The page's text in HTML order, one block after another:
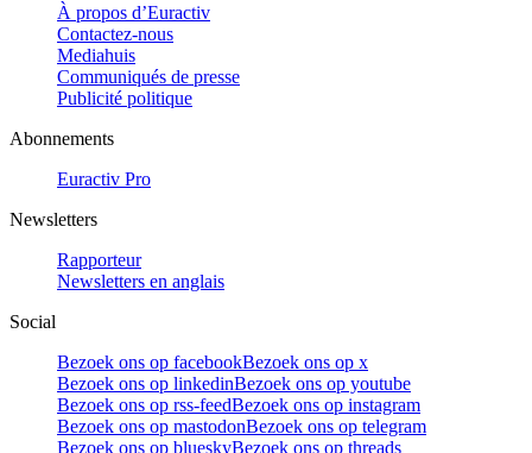
À propos d’Euractiv
Contactez-nous
Mediahuis
Communiqués de presse
Publicité politique
Abonnements
Euractiv Pro
Newsletters
Rapporteur
Newsletters en anglais
Social
Bezoek ons op facebookBezoek ons op x
Bezoek ons op linkedinBezoek ons op youtube
Bezoek ons op rss-feedBezoek ons op instagram
Bezoek ons op mastodonBezoek ons op telegram
Bezoek ons op blueskyBezoek ons op threads